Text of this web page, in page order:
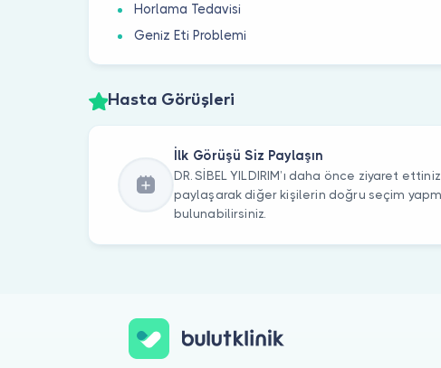
Horlama Tedavisi
Geniz Eti Problemi
Hasta Görüşleri
İlk Görüşü Siz Paylaşın
DR. SİBEL YILDIRIM’ı daha önce ziyaret
paylaşarak diğer kişilerin doğru seçim
bulunabilirsiniz.